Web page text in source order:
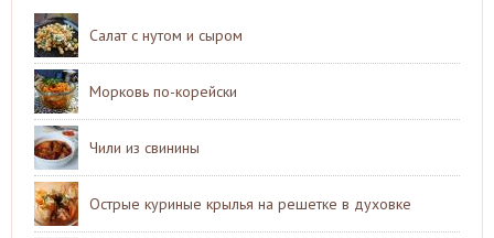
Салат с нутом и сыром
Морковь по-корейски
Чили из свинины
Острые куриные крылья на решетке в духовке